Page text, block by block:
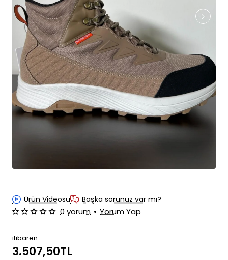
Ürün Videosu Başka sorunuz var mı?
0 yorum • Yorum Yap
itibaren
3.507,50TL